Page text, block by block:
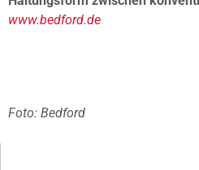
www.bedford.de
Foto: Bedford